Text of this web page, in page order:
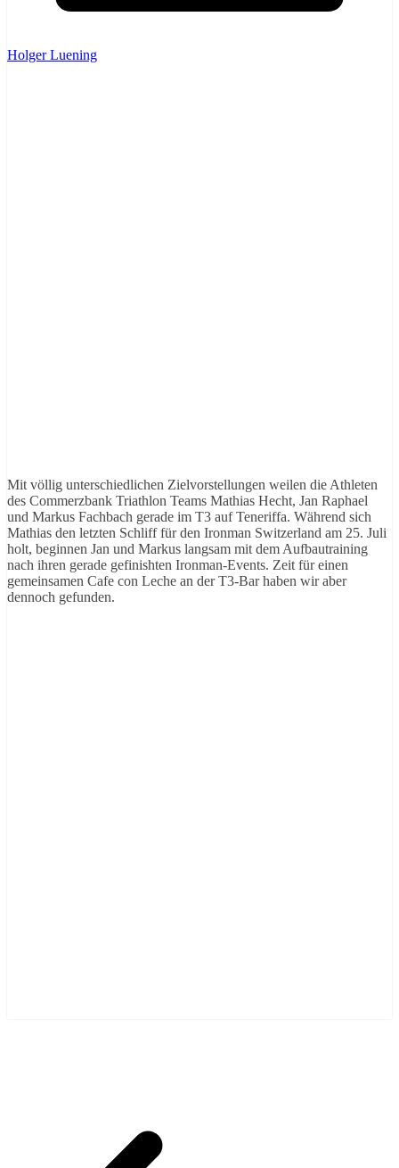
Holger Luening
Mit völlig unterschiedlichen Zielvorstellungen weilen die Athleten
des Commerzbank Triathlon Teams Mathias Hecht, Jan Raphael
und Markus Fachbach gerade im T3 auf Teneriffa. Während sich
Mathias den letzten Schliff für den Ironman Switzerland am 25. Juli
holt, beginnen Jan und Markus langsam mit dem Aufbautraining
nach ihren gerade gefinishten Ironman-Events. Zeit für einen
gemeinsamen Cafe con Leche an der T3-Bar haben wir aber
dennoch gefunden.